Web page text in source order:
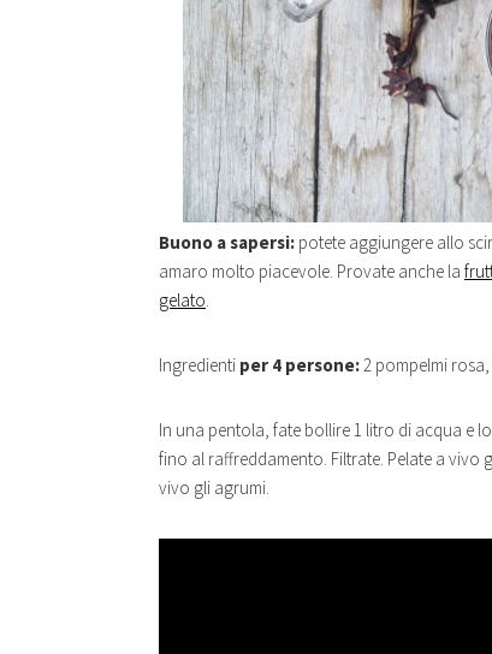
Buono a sapersi: potete aggiungere allo
amaro molto piacevole. Provate anche la
gelato.
Ingredienti per 4 persone:2 pompelmi
In una pentola, fate bollire 1 litro di acqua e
fino al raffreddamento. Filtrate. Pelate a vivo
vivo gli agrumi.